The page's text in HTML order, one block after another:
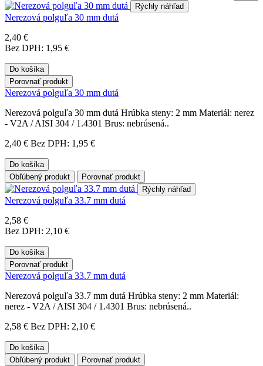
Rýchly náhľad
Nerezová polguľa 30 mm dutá
2,40 €
Bez DPH: 1,95 €
Do košíka
Porovnať produkt
Nerezová polguľa 30 mm dutá
Nerezová polguľa 30 mm dutá Hrúbka steny: 2 mm Materiál: nerez
- V2A / AISI 304 / 1.4301 Brus: nebrúsená..
2,40 € Bez DPH: 1,95 €
Do košíka
Obľúbený produkt
Porovnať produkt
Rýchly náhľad
Nerezová polguľa 33.7 mm dutá
2,58 €
Bez DPH: 2,10 €
Do košíka
Porovnať produkt
Nerezová polguľa 33.7 mm dutá
Nerezová polguľa 33.7 mm dutá Hrúbka steny: 2 mm Materiál:
nerez - V2A / AISI 304 / 1.4301 Brus: nebrúsená..
2,58 € Bez DPH: 2,10 €
Do košíka
Obľúbený produkt
Porovnať produkt